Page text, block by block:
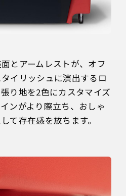
とアームレストが、オフ
イリッシュに演出するロ
り地を2色にカスタマイズ
ンがより際立ち、おしゃ
て存在感を放ちます。